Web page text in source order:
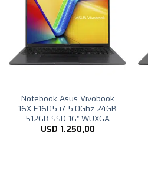
Notebook Asus Vivobook
16X F1605 i7 5.0Ghz 24GB
512GB SSD 16″ WUXGA
USD 1.250,00